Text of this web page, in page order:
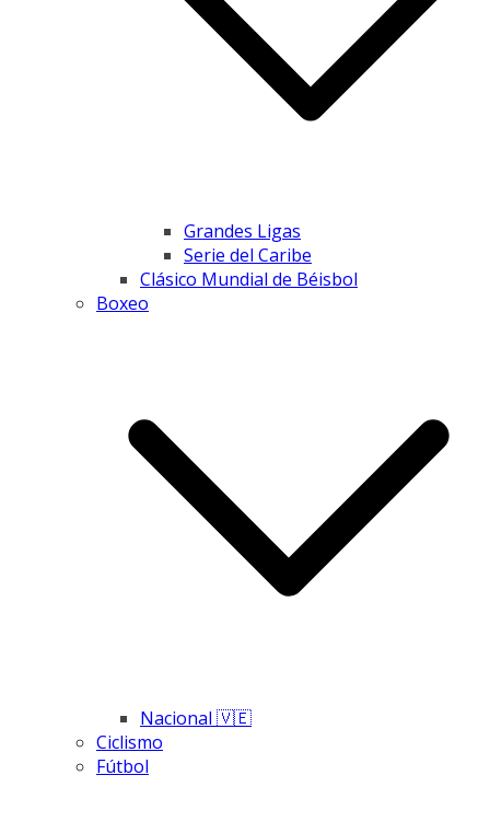
Grandes Ligas
Serie del Caribe
Clásico Mundial de Béisbol
Boxeo
Nacional 🇻🇪
Ciclismo
Fútbol